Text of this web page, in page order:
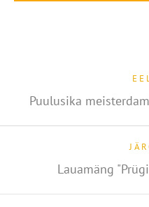
Puulusika
Lauamäng